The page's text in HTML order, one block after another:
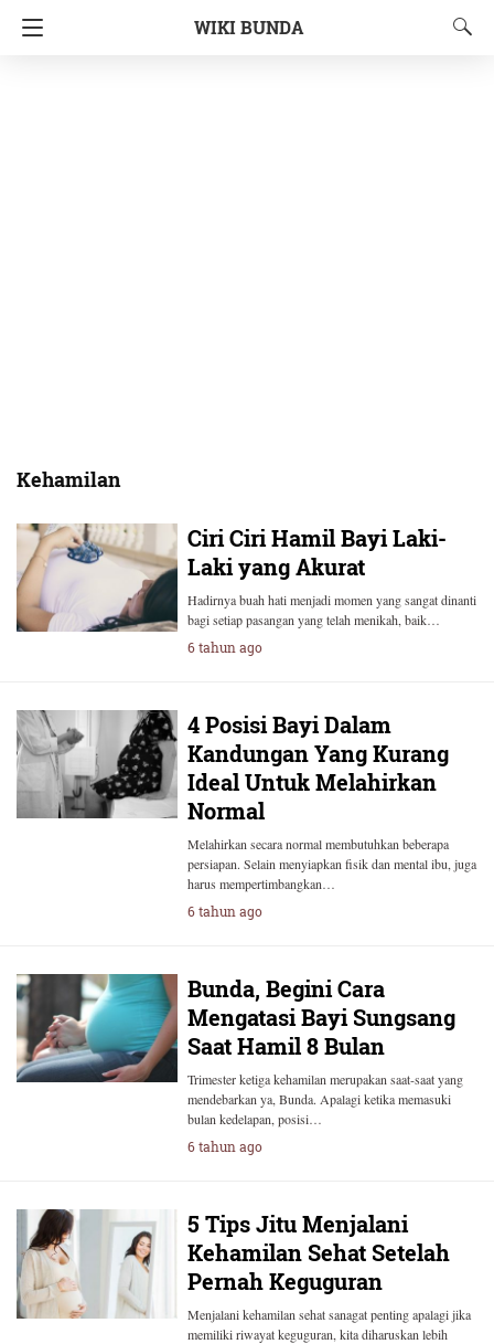
WIKI BUNDA
Kehamilan
Ciri Ciri Hamil Bayi Laki-
Laki yang Akurat
Hadirnya buah hati menjadi momen yang sangat dinanti
bagi setiap pasangan yang telah menikah, baik…
6 tahun ago
4 Posisi Bayi Dalam
Kandungan Yang Kurang
Ideal Untuk Melahirkan
Normal
Melahirkan secara normal membutuhkan beberapa
persiapan. Selain menyiapkan fisik dan mental ibu, juga
harus mempertimbangkan…
6 tahun ago
Bunda, Begini Cara
Mengatasi Bayi Sungsang
Saat Hamil 8 Bulan
Trimester ketiga kehamilan merupakan saat-saat yang
mendebarkan ya, Bunda. Apalagi ketika memasuki
bulan kedelapan, posisi…
6 tahun ago
5 Tips Jitu Menjalani
Kehamilan Sehat Setelah
Pernah Keguguran
Menjalani kehamilan sehat sanagat penting apalagi jika
memiliki riwayat keguguran, kita diharuskan lebih